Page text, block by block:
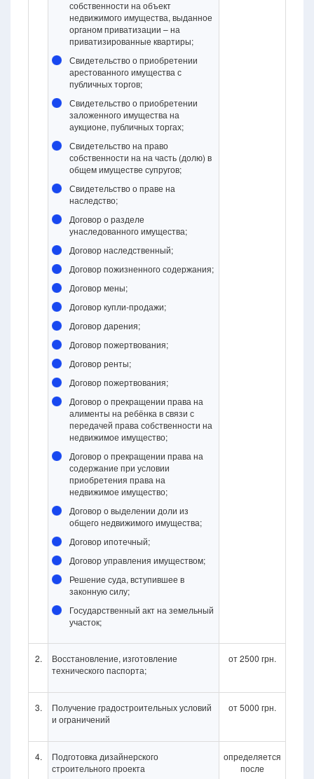
собственности на объект
недвижимого имущества, выданное
органом приватизации – на
приватизированные квартиры;
Свидетельство о приобретении
арестованного имущества с
публичных торгов;
Свидетельство о приобретении
заложенного имущества на
аукционе, публичных торгах;
Свидетельство на право
собственности на на часть (долю) в
общем имуществе супругов;
Свидетельство о праве на
наследство;
Договор о разделе
унаследованного имущества;
Договор наследственный;
Договор пожизненного содержания;
Договор мены;
Договор купли-продажи;
Договор дарения;
Договор пожертвования;
Договор ренты;
Договор пожертвования;
Договор о прекращении права на
алименты на ребёнка в связи с
передачей права собственности на
недвижимое имущество;
Договор о прекращении права на
содержание при условии
приобретения права на
недвижимое имущество;
Договор о выделении доли из
общего недвижимого имущества;
Договор ипотечный;
Договор управления имуществом;
Решение суда, вступившее в
законную силу;
Государственный акт на земельный
участок;
2.
Восстановление, изготовление
технического паспорта;
от 2500 грн.
3.
Получение градостроительных условий
и ограничений
от 5000 грн.
4.
Подготовка дизайнерского
строительного проекта
определяется
после